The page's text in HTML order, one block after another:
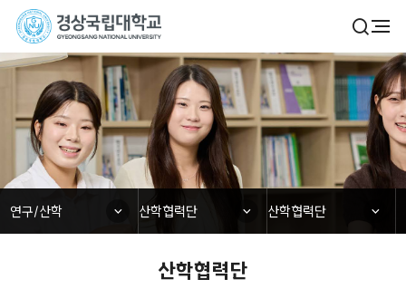
경
상
국
립
대
학
검
열
기
전
체
메
뉴
연구/산학
닫힘
연구/산학 닫힘
산학협력단 닫힘
산학협력단
산학협력단